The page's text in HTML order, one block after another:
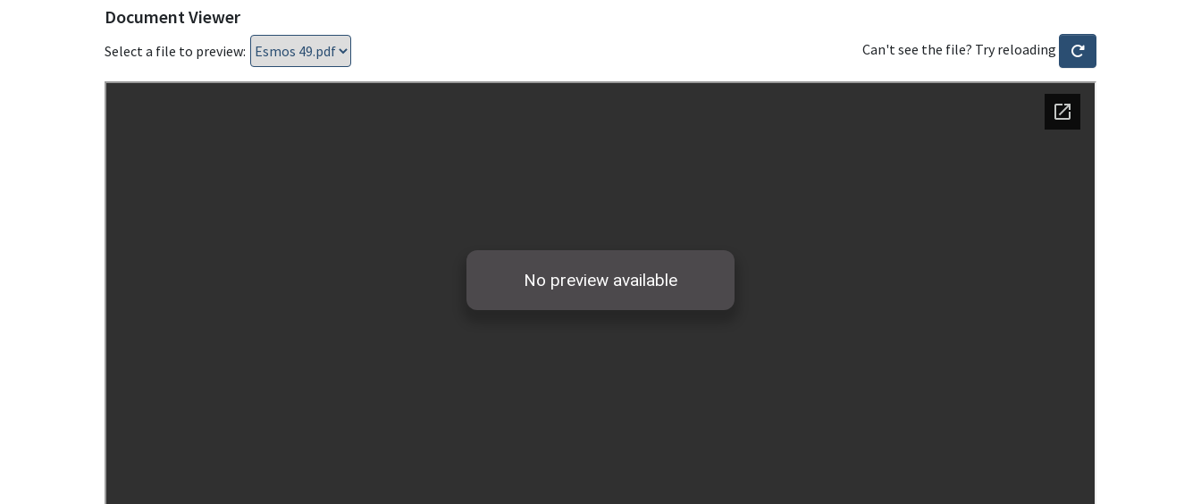
Document Viewer
Select a file to preview: Can't see the file? Try reloading